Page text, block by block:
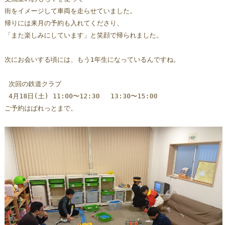
街をイメージして車両を走らせていました。
帰りには来月の予約も入れてくださり、
「また楽しみにしています」と笑顔で帰られました。
次にお会いする頃には、もう1年生になっているんですね。
次回の鉄道クラブ
4月18日(土) 11:00〜12:30 　13:30〜15:00
ご予約はぱれっとまで。